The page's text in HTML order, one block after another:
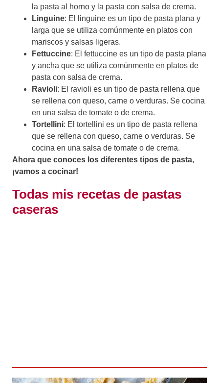
la pasta al horno y la pasta con salsa de crema.
Linguine: El linguine es un tipo de pasta plana y
larga que se utiliza comúnmente en platos con
mariscos y salsas ligeras.
Fettuccine: El fettuccine es un tipo de pasta plana
y ancha que se utiliza comúnmente en platos de
pasta con salsa de crema.
Ravioli: El ravioli es un tipo de pasta rellena que
se rellena con queso, carne o verduras. Se cocina
en una salsa de tomate o de crema.
Tortellini: El tortellini es un tipo de pasta rellena
que se rellena con queso, carne o verduras. Se
cocina en una salsa de tomate o de crema.
Ahora que conoces los diferentes tipos de pasta,
¡vamos a cocinar!
Todas mis recetas de pastas
caseras